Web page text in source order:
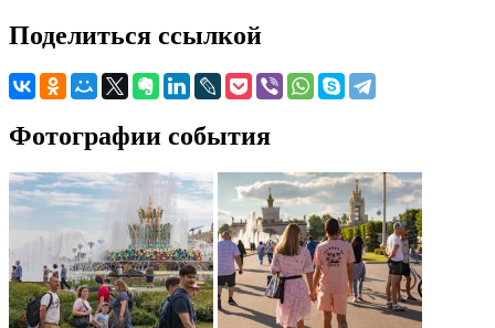
Поделиться ссылкой
Фотографии события